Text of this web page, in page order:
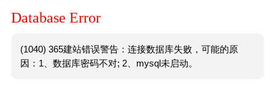
Database Error
(1040) 365建站错误警告：连接数据库失败，可能的原
因：1、数据库密码不对; 2、mysql未启动。